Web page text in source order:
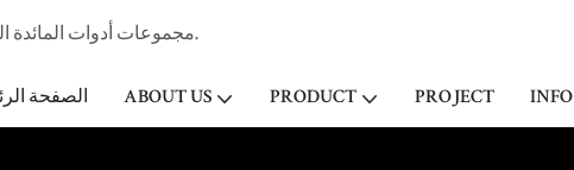
مجموعات أدوات المائدة الخزفية المهنية الصانع وتاجر الجملة لفندق ستار & مطعم منذ عام 1998.
الصفحة ABOUT US PRODUCT PROJECT INFO